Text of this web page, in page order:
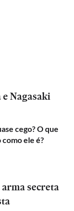
e Nagasaki
cego? O que
ele é?
arma secreta